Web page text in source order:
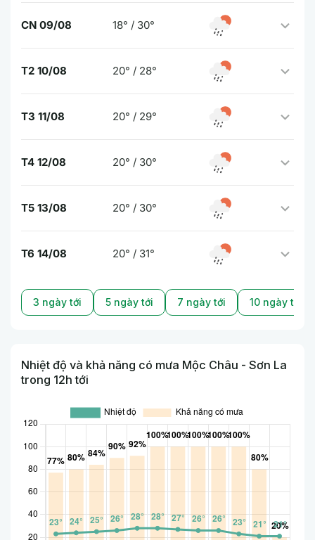
CN 09/08 18° / 30°
T2 10/08 20° / 28°
T3 11/08 20° / 29°
T4 12/08 20° / 30°
T5 13/08 20° / 30°
T6 14/08 20° / 31°
3 ngày tới 5 ngày tới 7 ngày tới 10 ngày tới
Nhiệt độ và khả năng có mưa Mộc Châu - Sơn La
trong 12h tới